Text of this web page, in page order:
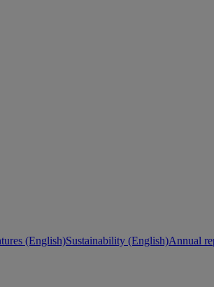
(English)Sustainability (English)Annual